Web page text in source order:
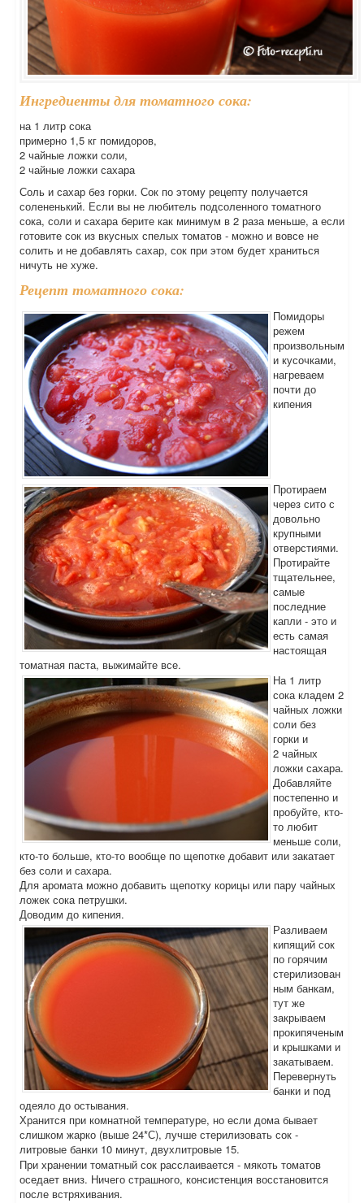
Ингредиенты для томатного сока:
на 1 литр сока
примерно 1,5 кг помидоров,
2 чайные ложки соли,
2 чайные ложки сахара
Соль и сахар без горки. Сок по этому рецепту получается
солененький. Если вы не любитель подсоленного томатного
сока, соли и сахара берите как минимум в 2 раза меньше, а если
готовите сок из вкусных спелых томатов - можно и вовсе не
солить и не добавлять сахар, сок при этом будет храниться
ничуть не хуже.
Рецепт томатного сока:
Помидоры
режем
произвольным
и кусочками,
нагреваем
почти до
кипения
Протираем
через сито с
довольно
крупными
отверстиями.
Протирайте
тщательнее,
самые
последние
капли - это и
есть самая
настоящая
томатная паста, выжимайте все.
На 1 литр
сока кладем 2
чайных ложки
соли без
горки и
2 чайных
ложки сахара.
Добавляйте
постепенно и
пробуйте, кто-
то любит
меньше соли,
кто-то больше, кто-то вообще по щепотке добавит или закатает
без соли и сахара.
Для аромата можно добавить щепотку корицы или пару чайных
ложек сока петрушки.
Доводим до кипения.
Разливаем
кипящий сок
по горячим
стерилизован
ным банкам,
тут же
закрываем
прокипяченым
и крышками и
закатываем.
Перевернуть
банки и под
одеяло до остывания.
Хранится при комнатной температуре, но если дома бывает
слишком жарко (выше 24*С), лучше стерилизовать сок -
литровые банки 10 минут, двухлитровые 15.
При хранении томатный сок расслаивается - мякоть томатов
оседает вниз. Ничего страшного, консистенция восстановится
после встряхивания.